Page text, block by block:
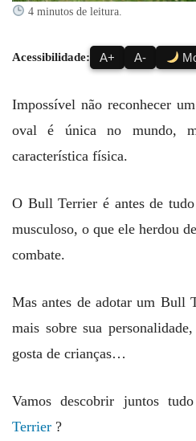
4 minutos de leitura.
Acessibilidade: A+ A-
Impossível não reconhecer
oval é única no mundo,
característica física.
O Bull Terrier é antes de
musculoso, o que ele herdou
combate.
Mas antes de adotar um Bull
mais sobre sua
gosta de crianças…
Vamos descobrir juntos
Terrier ?